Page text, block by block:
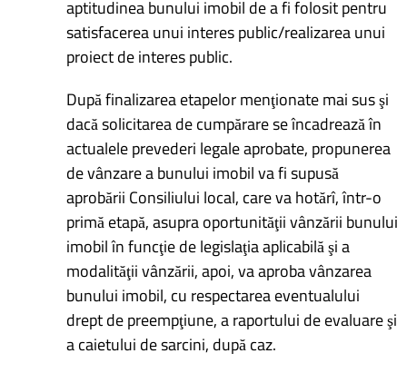
aptitudinea bunului imobil de a fi folosit pentru
satisfacerea unui interes public/realizarea unui
proiect de interes public.
După finalizarea etapelor menţionate mai sus şi
dacă solicitarea de cumpărare se încadrează în
actualele prevederi legale aprobate, propunerea
de vânzare a bunului imobil va fi supusă
aprobării Consiliului local, care va hotărî, într-o
primă etapă, asupra oportunităţii vânzării bunului
imobil în funcţie de legislaţia aplicabilă şi a
modalităţii vânzării, apoi, va aproba vânzarea
bunului imobil, cu respectarea eventualului
drept de preempţiune, a raportului de evaluare şi
a caietului de sarcini, după caz.